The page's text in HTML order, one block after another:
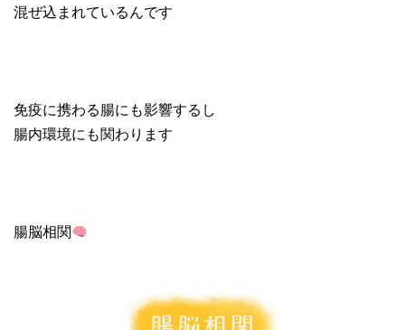
混ぜ込まれているんです
免疫に携わる腸にも影響するし
腸内環境にも関わります
腸脳相関